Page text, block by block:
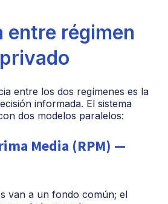
entre régimen
entre los dos regímenes es la
informada. El sistema
dos modelos paralelos:
Media (RPM) —
van a un fondo común; el